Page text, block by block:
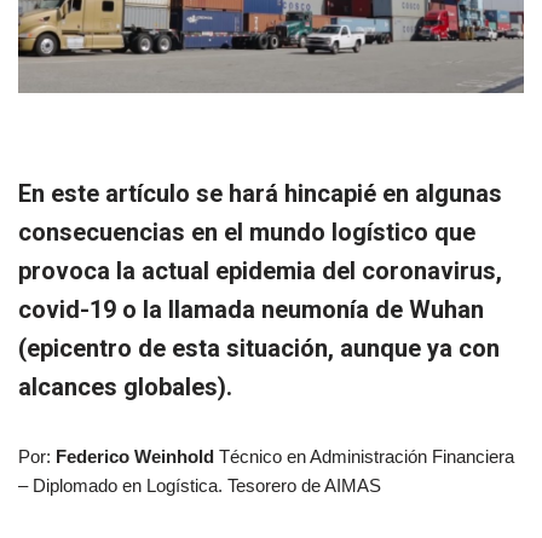
En este artículo se hará hincapié en algunas
consecuencias en el mundo logístico que
provoca la actual epidemia del coronavirus,
covid-19 o la llamada neumonía de Wuhan
(epicentro de esta situación, aunque ya con
alcances globales).
Por: Federico Weinhold Técnico en Administración Financiera
– Diplomado en Logística. Tesorero de AIMAS